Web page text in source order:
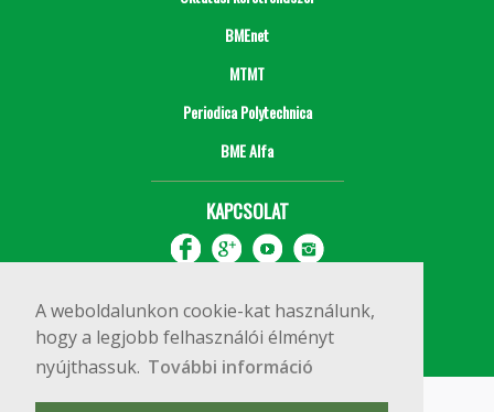
A weboldalunkon cookie-kat használunk,
hogy a legjobb felhasználói élményt
nyújthassuk. További információ
BMEnet
MTMT
Periodica Polytechnica
BME Alfa
KAPCSOLAT